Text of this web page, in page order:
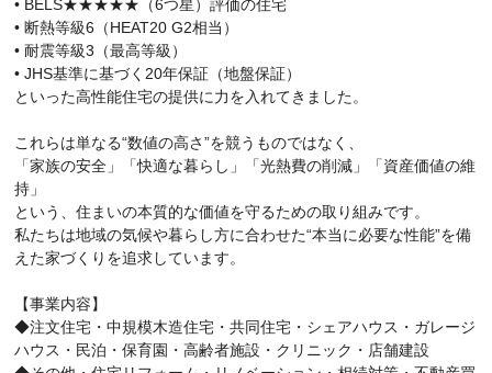
• BELS★★★★★（6つ星）評価の住宅
• 断熱等級6（HEAT20 G2相当）
• 耐震等級3（最高等級）
• JHS基準に基づく20年保証（地盤保証）
といった高性能住宅の提供に力を入れてきました。
これらは単なる“数値の高さ”を競うものではなく、
「家族の安全」「快適な暮らし」「光熱費の削減」「資産価値の維
持」
という、住まいの本質的な価値を守るための取り組みです。
私たちは地域の気候や暮らし方に合わせた“本当に必要な性能”を備
えた家づくりを追求しています。
【事業内容】
◆注文住宅・中規模木造住宅・共同住宅・シェアハウス・ガレージ
ハウス・民泊・保育園・高齢者施設・クリニック・店舗建設